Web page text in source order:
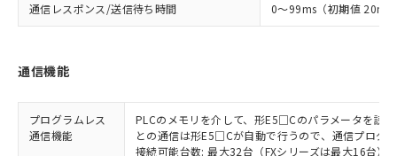
通信レスポンス/送信待ち時間 0～99ms（初期値 20ms
通信機能
プログラムレス
通信機能
PLCのメモリを介して、形E5□Cのパラメータを読
との通信は形E5□Cが自動で行うので、通信プログ
接続可能台数: 最大32台（FXシリーズは最大16台）